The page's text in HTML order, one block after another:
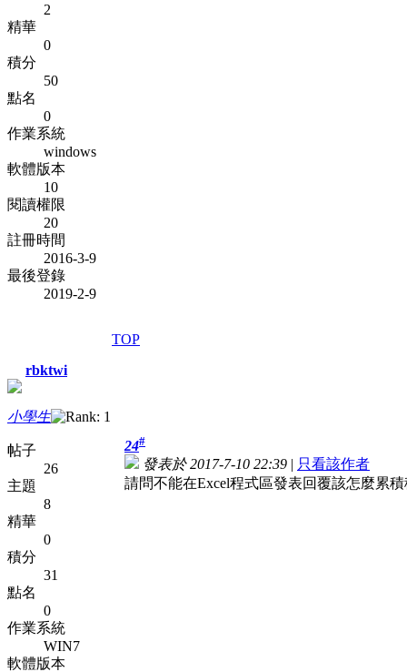
2
精華
0
積分
50
點名
0
作業系統
windows
軟體版本
10
閱讀權限
20
註冊時間
2016-3-9
最後登錄
2019-2-9
TOP
rbktwi
小學生
帖子
26
主題
8
精華
0
積分
31
點名
0
作業系統
WIN7
軟體版本
24#
發表於 2017-7-10 22:39 | 只看該作者
請問不能在Excel程式區發表回覆該怎麼累積